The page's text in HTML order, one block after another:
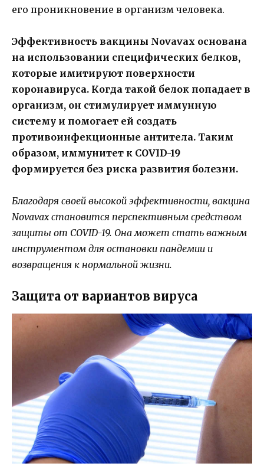
его проникновение в организм человека.
Эффективность вакцины Novavax основана
на использовании специфических белков,
которые имитируют поверхности
коронавируса. Когда такой белок попадает в
организм, он стимулирует иммунную
систему и помогает ей создать
противоинфекционные антитела. Таким
образом, иммунитет к COVID-19
формируется без риска развития болезни.
Благодаря своей высокой эффективности, вакцина
Novavax становится перспективным средством
защиты от COVID-19. Она может стать важным
инструментом для остановки пандемии и
возвращения к нормальной жизни.
Защита от вариантов вируса